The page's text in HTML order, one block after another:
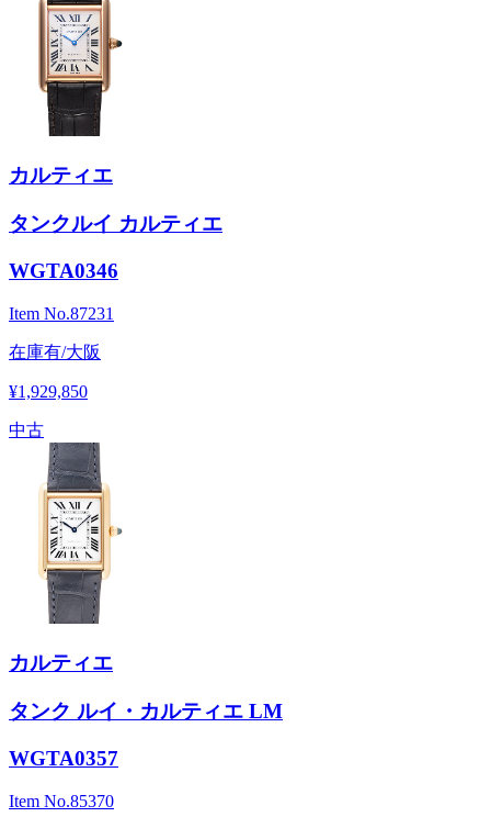
カルティエ
タンクルイ カルティエ
WGTA0346
Item No.87231
在庫有/大阪
¥1,929,850
中古
カルティエ
タンク ルイ・カルティエ LM
WGTA0357
Item No.85370